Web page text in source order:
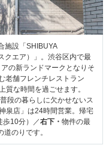
施設「SHIBUYA
クエア）」。渋谷区内で最
の新ランドマークとなりそ
老舗フレンチレストラン
質な時間を過ごせます。
段の暮らしに欠かせないス
泉店」は24時間営業。帰宅
歩10分）／右下・ 物件の最
のりです。